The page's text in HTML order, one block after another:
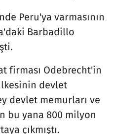
Peru'ya varmasının
Barbadillo
firması Odebrecht'in
devlet
devlet memurları ve
bu yana 800 milyon
çıkmıştı.